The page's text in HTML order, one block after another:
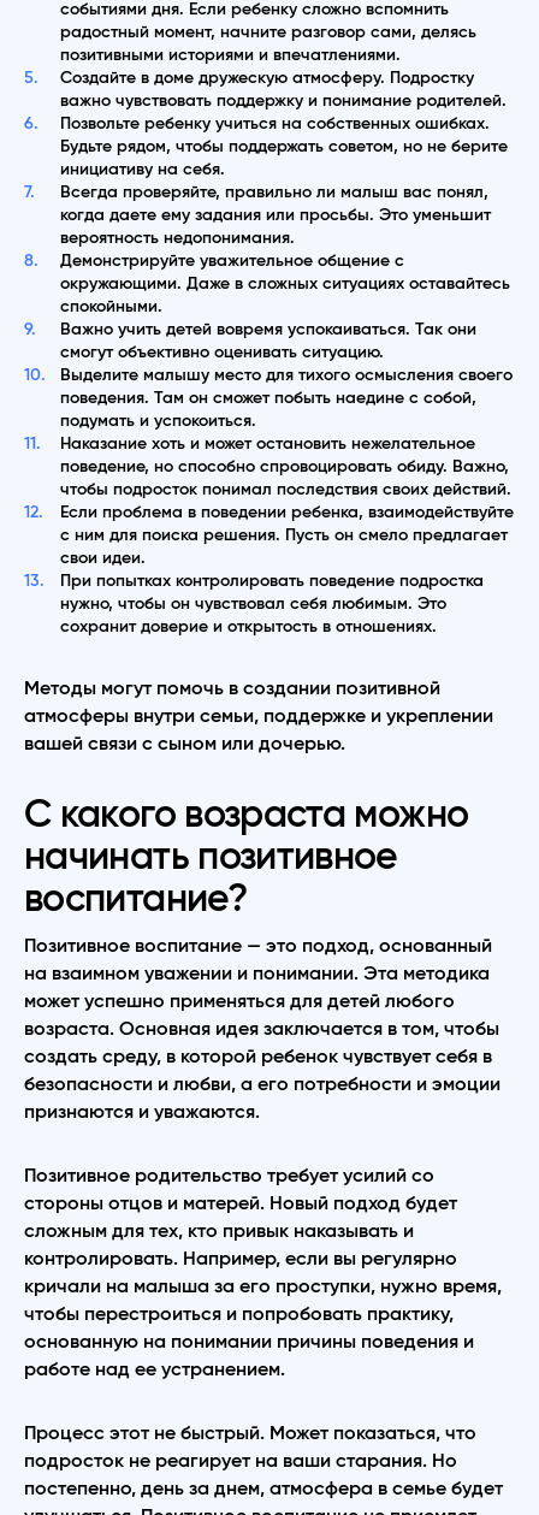
событиями дня. Если ребенку сложно вспомнить
радостный момент, начните разговор сами, делясь
позитивными историями и впечатлениями.
Создайте в доме дружескую атмосферу. Подростку
важно чувствовать поддержку и понимание родителей.
Позвольте ребенку учиться на собственных ошибках.
Будьте рядом, чтобы поддержать советом, но не берите
инициативу на себя.
Всегда проверяйте, правильно ли малыш вас понял,
когда даете ему задания или просьбы. Это уменьшит
вероятность недопонимания.
Демонстрируйте уважительное общение с
окружающими. Даже в сложных ситуациях оставайтесь
спокойными.
Важно учить детей вовремя успокаиваться. Так они
смогут объективно оценивать ситуацию.
Выделите малышу место для тихого осмысления своего
поведения. Там он сможет побыть наедине с собой,
подумать и успокоиться.
Наказание хоть и может остановить нежелательное
поведение, но способно спровоцировать обиду. Важно,
чтобы подросток понимал последствия своих действий.
Если проблема в поведении ребенка, взаимодействуйте
с ним для поиска решения. Пусть он смело предлагает
свои идеи.
При попытках контролировать поведение подростка
нужно, чтобы он чувствовал себя любимым. Это
сохранит доверие и открытость в отношениях.
Методы могут помочь в создании позитивной
атмосферы внутри семьи, поддержке и укреплении
вашей связи с сыном или дочерью.
С какого возраста можно
начинать позитивное
воспитание?
Позитивное воспитание — это подход, основанный
на взаимном уважении и понимании. Эта методика
может успешно применяться для детей любого
возраста. Основная идея заключается в том, чтобы
создать среду, в которой ребенок чувствует себя в
безопасности и любви, а его потребности и эмоции
признаются и уважаются.
Позитивное родительство требует усилий со
стороны отцов и матерей. Новый подход будет
сложным для тех, кто привык наказывать и
контролировать. Например, если вы регулярно
кричали на малыша за его проступки, нужно время,
чтобы перестроиться и попробовать практику,
основанную на понимании причины поведения и
работе над ее устранением.
Процесс этот не быстрый. Может показаться, что
подросток не реагирует на ваши старания. Но
постепенно, день за днем, атмосфера в семье будет